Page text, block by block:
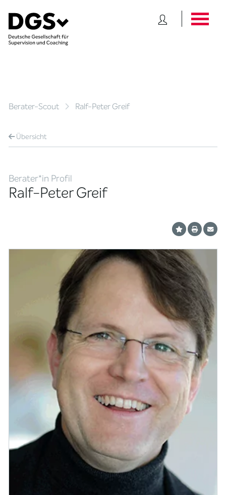
Berater-Scout Ralf-Peter Greif
Übersicht
Berater*in Profil
Ralf-Peter Greif